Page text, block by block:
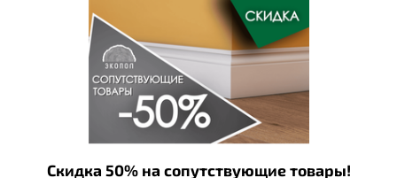
Скидка 50% на сопутствующие товары!